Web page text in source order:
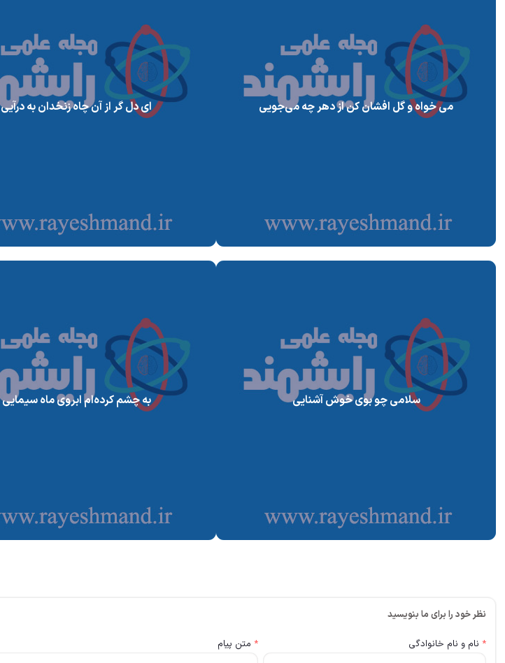
می خواه و گل افشان کن از دهر چه می‌جویی ای دل گر از آن چاه زنخدان به درآیی
سلامی چو بوی خوش آشنایی به چشم کرده‌ام ابروی ماه سیمایی
نظر خود را برای ما بنویسید
* نام و نام خانوادگی * متن پیام